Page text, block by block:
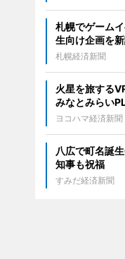
札幌でゲーム
生向け企画を
札幌経済新聞
火星を旅する
みなとみらい
ヨコハマ経済新聞
八広で町名誕
知事も祝福
すみだ経済新聞